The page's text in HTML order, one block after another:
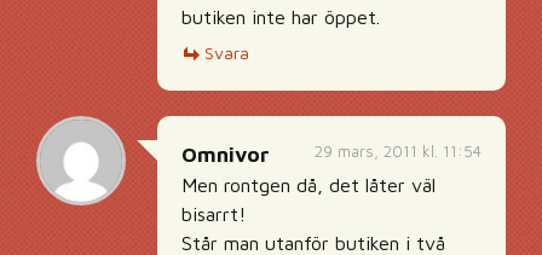
butiken inte har öppet.
Svara
29 mars, 2011 kl. 11:54
Omnivor
Men rontgen då, det låter väl
bisarrt!
Står man utanför butiken i två